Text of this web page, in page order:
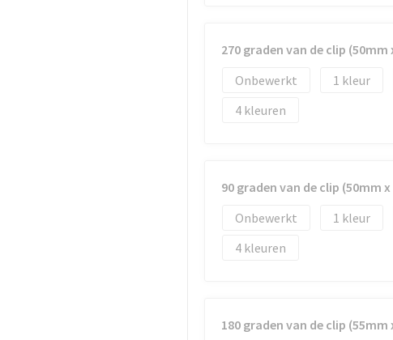
270 graden van de clip (50mm
Onbewerkt
1
4
90 graden van de clip (50mm
Onbewerkt
1
4
180 graden van de clip (55mm